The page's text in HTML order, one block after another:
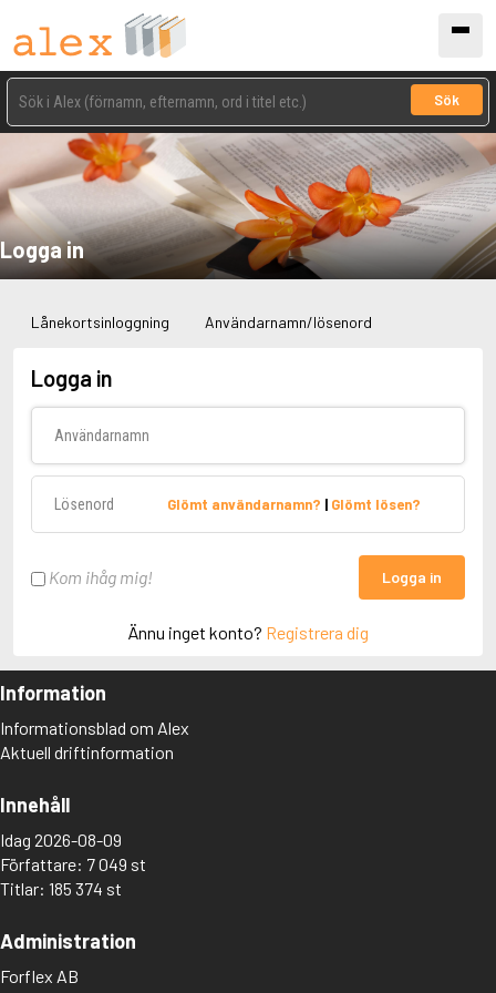
Sök
Logga in
Lånekortsinloggning Användarnamn/lösenord
Logga in
Glömt användarnamn? | Glömt lösen?
Kom ihåg mig! Logga in
Ännu inget konto? Registrera dig
Information
Informationsblad om Alex
Aktuell driftinformation
Innehåll
Idag 2026-08-09
Författare: 7 049 st
Titlar: 185 374 st
Administration
Forflex AB